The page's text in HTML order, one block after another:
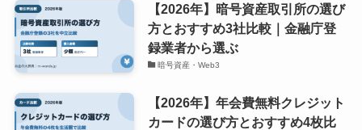
【2026年】暗号資産取引所の選び
方とおすすめ3社比較｜金融庁登
録業者から選ぶ
暗号資産・Web3
【2026年】年会費無料クレジット
カードの選び方とおすすめ4枚比